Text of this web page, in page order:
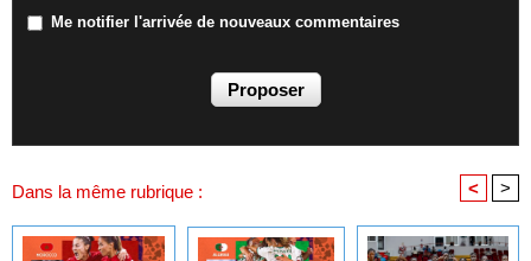
Me notifier l'arrivée de nouveaux commentaires
Dans la même rubrique : < >